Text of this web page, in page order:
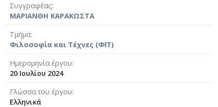
Συγγραφέας
ΜΑΡΙΑΝΘΗ ΚΑΡΑΚΩΣΤΑ
Τμήμα
Φιλοσοφία και Τέχνες (ΦΙΤ)
Ημερομηνία έργου
20 Ιουλίου 2024
Γλώσσα του έργου
Ελληνικά